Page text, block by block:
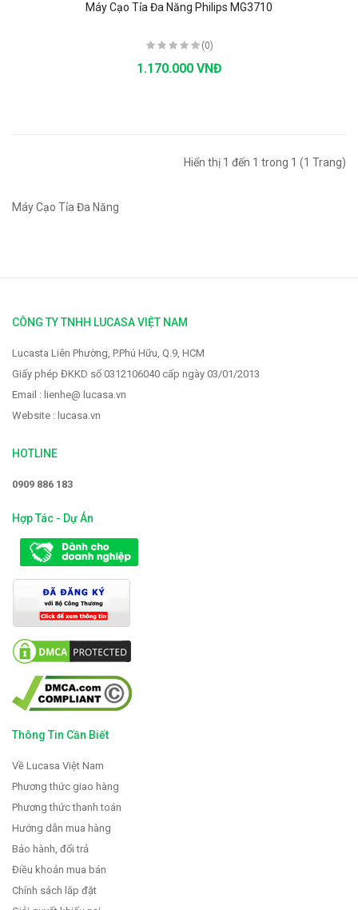
Máy Cạo Tỉa Đa Năng Philips MG3710
(0)
1.170.000 VNĐ
Hiển thị 1 đến 1 trong 1 (1 Trang)
Máy Cạo Tỉa Đa Năng
CÔNG TY TNHH LUCASA VIỆT NAM
Lucasta Liên Phường, P.Phú Hữu, Q.9, HCM
Giấy phép ĐKKD số 0312106040 cấp ngày 03/01/2013
Email : lienhe@ lucasa.vn
Website : lucasa.vn
HOTLINE
0909 886 183
Hợp Tác - Dự Án
Thông Tin Cần Biết
Về Lucasa Việt Nam
Phương thức giao hàng
Phương thức thanh toán
Hướng dẫn mua hàng
Bảo hành, đổi trả
Điều khoản mua bán
Chính sách lắp đặt